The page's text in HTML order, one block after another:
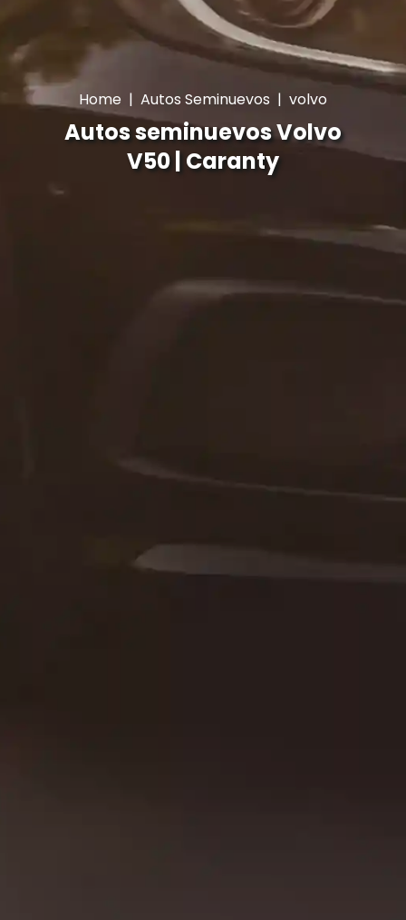
Home | Autos Seminuevos | volvo
Autos seminuevos Volvo
V50 | Caranty